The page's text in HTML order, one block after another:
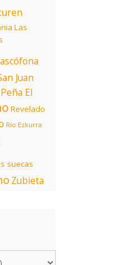
Las
Juan
Peña El
Revelado
Río Ezkurra
suecas
Zubieta